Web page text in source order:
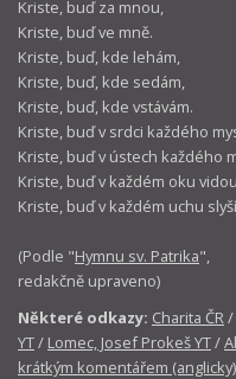
Kriste, buď za mnou,
Kriste, buď ve mně.
Kriste, buď, kde lehám,
Kriste, buď, kde sedám,
Kriste, buď, kde vstávám.
Kriste, buď v srdci každého
Kriste, buď v ústech každého
Kriste, buď v každém oku
Kriste, buď v každém uchu
(Podle "Hymnu sv. Patrika",
redakčně upraveno)
Některé odkazy: Charita ČR/
YT/ Lomec, Josef Prokeš YT/
krátkým komentářem (anglicky)